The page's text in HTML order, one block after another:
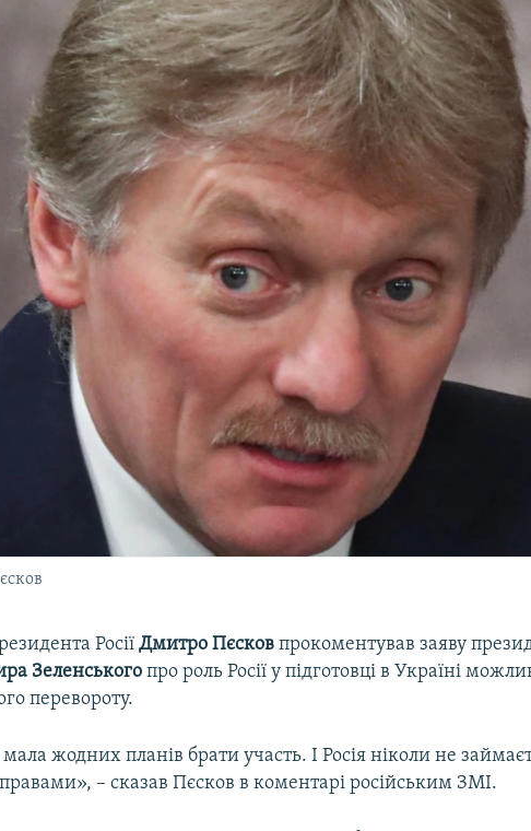
РосіїДмитро Пєсков прокоментував заяву
Зеленськогопро роль Росії у підготовці в Україні
перевороту.
мала жодних планів брати участь. І Росія ніколи не
– сказав Пєсков в коментарі російським ЗМІ.